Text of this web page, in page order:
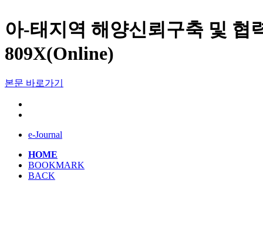
아-태지역 해양신뢰구축 및 협
809X(Online)
본문 바로가기
e-Journal
HOME
BOOKMARK
BACK